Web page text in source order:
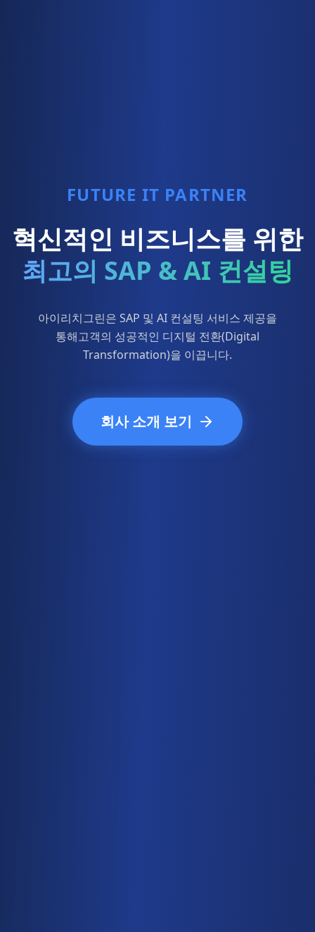
FUTURE IT PARTNER
혁신적인 비즈니스를 위한
최고의 SAP & AI 컨설팅
아이리치그린은 SAP 및 AI 컨설팅 서비스 제공을
통해고객의 성공적인 디지털 전환(Digital
Transformation)을 이끕니다.
회사 소개 보기